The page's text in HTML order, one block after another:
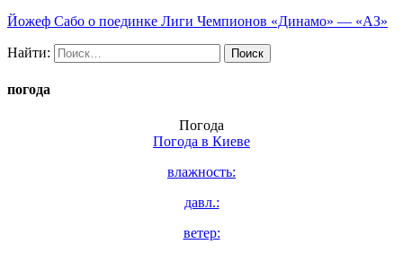
Йожеф Сабо о поединке Лиги Чемпионов «Динамо» — «АЗ»
Найти:
погода
Погода
Погода в Киеве
влажность:
давл.:
ветер: